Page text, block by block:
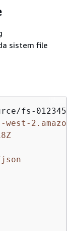
sistem file